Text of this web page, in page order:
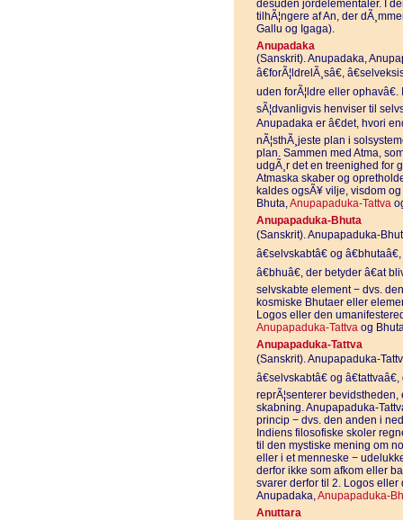
desuden jordelementaler. I
tilhÃ¦ngere af An, der
Gallu og Igaga).
Anupadaka
(Sanskrit). Anupadaka,
â€forÃ¦ldrelÃ¸sâ€,
uden forÃ¦ldre eller
sÃ¦dvanligvis henviser til
Anupadaka er â€det, hvori
nÃ¦sthÃ¸jeste plan i
plan. Sammen med Atma,
udgÃ¸r det en treenighed for
Atmaska skaber og
kaldes ogsÃ¥ vilje, visdom
Bhuta,Anupapaduka-Tattva
Anupapaduka-Bhuta
(Sanskrit). Anupapaduka-
â€selvskabtâ€ og
â€bhuâ€, der betyder â€at
selvskabte element − dvs.
kosmiske Bhutaer eller
Logos eller den
Anupapaduka-Tattva og
Anupapaduka-Tattva
(Sanskrit). Anupapaduka-
â€selvskabtâ€ og
reprÃ¦senterer
skabning. Anupapaduka-
princip − dvs. den anden i
Indiens filosofiske skoler
til den mystiske mening om
eller i et menneske −
derfor ikke som afkom eller
svarer derfor til 2. Logos
Anupadaka,Anupapaduka-
Anuttara